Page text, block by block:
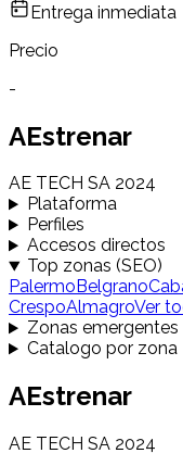
Entrega inmediata
Precio
-
AEstrenar
AE TECH SA 2024
Plataforma
Perfiles
Accesos directos
Top zonas (SEO)
Palermo Belgrano
CrespoAlmagroVer
Zonas emergentes
Catalogo por zona
AEstrenar
AE TECH SA 2024